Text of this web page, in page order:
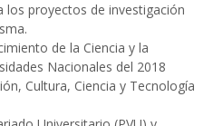
los proyectos de investigación
de la Ciencia y la
Nacionales del 2018
Cultura, Ciencia y Tecnología